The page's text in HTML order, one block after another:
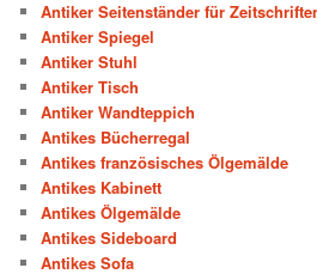
Antiker Seitenständer für
Antiker Spiegel
Antiker Stuhl
Antiker Tisch
Antiker Wandteppich
Antikes Bücherregal
Antikes französisches Ölgemälde
Antikes Kabinett
Antikes Ölgemälde
Antikes Sideboard
Antikes Sofa